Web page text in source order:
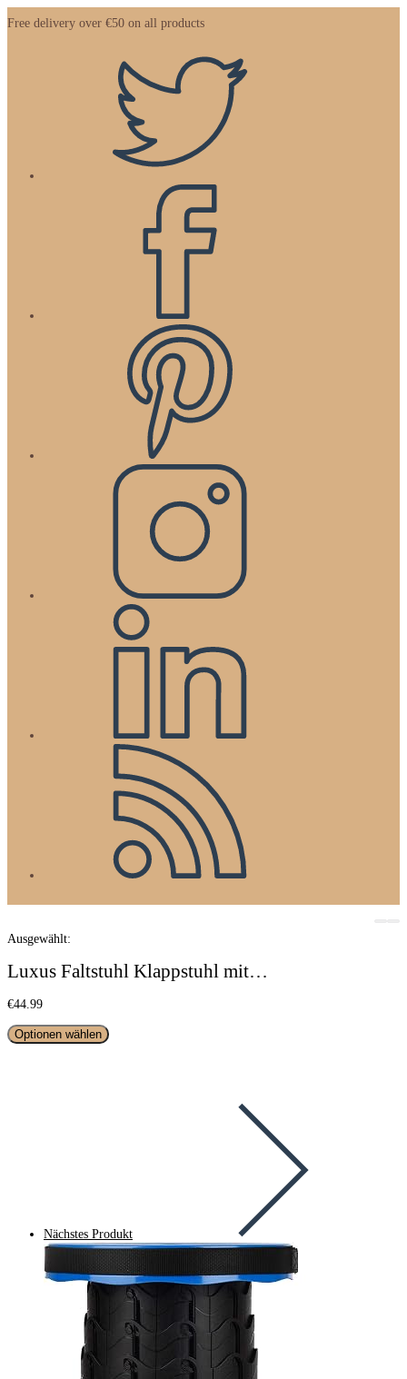
Inhalt
Free delivery over €50 on all products
Ausgewählt:
Luxus Faltstuhl Klappstuhl mit…
€44.99
Optionen wählen
Nächstes Produkt